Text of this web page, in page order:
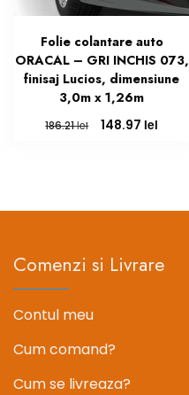
Folie colantare auto
ORACAL – GRI INCHIS 073,
finisaj Lucios, dimensiune
3,0m x 1,26m
186.21lei
Prețul
148.97 lei
Comenzi si Livrare
Contul meu
Cum comand?
Cum se livreaza?